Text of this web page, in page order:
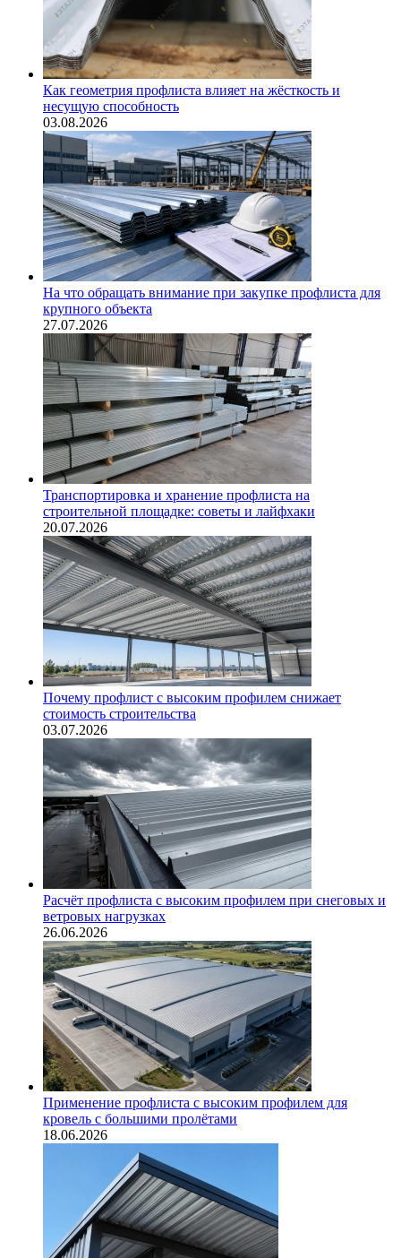
Как геометрия профлиста влияет на жёсткость и
несущую способность
03.08.2026
На что обращать внимание при закупке профлиста для
крупного объекта
27.07.2026
Транспортировка и хранение профлиста на
строительной площадке: советы и лайфхаки
20.07.2026
Почему профлист с высоким профилем снижает
стоимость строительства
03.07.2026
Расчёт профлиста с высоким профилем при снеговых и
ветровых нагрузках
26.06.2026
Применение профлиста с высоким профилем для
кровель с большими пролётами
18.06.2026